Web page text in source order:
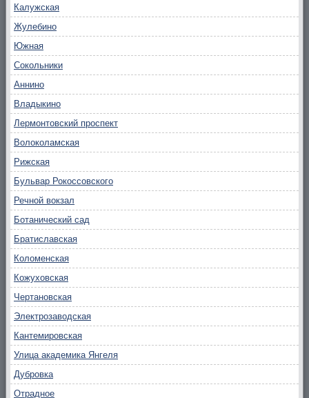
Калужская
Жулебино
Южная
Сокольники
Аннино
Владыкино
Лермонтовский проспект
Волоколамская
Рижская
Бульвар Рокоссовского
Речной вокзал
Ботанический сад
Братиславская
Коломенская
Кожуховская
Чертановская
Электрозаводская
Кантемировская
Улица академика Янгеля
Дубровка
Отрадное